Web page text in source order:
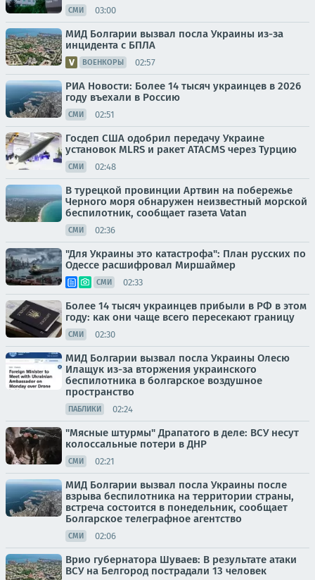
СМИ 03:00
МИД Болгарии вызвал посла Украины из-за
инцидента с БПЛА
ВОЕНКОРЫ 02:57
РИА Новости: Более 14 тысяч украинцев в 2026
году въехали в Россию
СМИ 02:51
Госдеп США одобрил передачу Украине
установок MLRS и ракет ATACMS через Турцию
СМИ 02:48
В турецкой провинции Артвин на побережье
Черного моря обнаружен неизвестный морской
беспилотник, сообщает газета Vatan
СМИ 02:36
"Для Украины это катастрофа": План русских по
Одессе расшифровал Миршаймер
СМИ 02:33
Более 14 тысяч украинцев прибыли в РФ в этом
году: как они чаще всего пересекают границу
СМИ 02:30
МИД Болгарии вызвал посла Украины Олесю
Илащук из-за вторжения украинского
беспилотника в болгарское воздушное
пространство
ПАБЛИКИ 02:24
"Мясные штурмы" Драпатого в деле: ВСУ несут
колоссальные потери в ДНР
СМИ 02:21
МИД Болгарии вызвал посла Украины после
взрыва беспилотника на территории страны,
встреча состоится в понедельник, сообщает
Болгарское телеграфное агентство
СМИ 02:06
Врио губернатора Шуваев: В результате атаки
ВСУ на Белгород пострадали 13 человек